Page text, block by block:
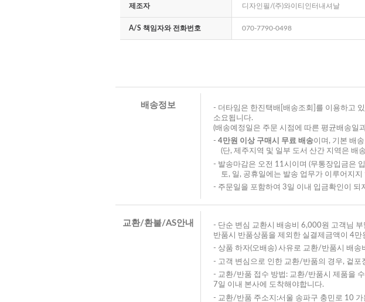
제조자 디자인필/(주)와이티인터내셔날
A/S 책임자와 전화번호 070-7790-0498
배송정보 - 더타임은 한진택배 [배송조회]
를 이용하고
소요됩니다.
(배송예정일은 주문 시점에 따른 평균배송일
- 4만원 이상 구매시 무료 배송이며, 기본 배
(단, 제주지역 및 일부 도서 산간 지역은 배
- 발송마감은 오전 11시이며 (무통장입금은
토, 일, 공휴일에는 발송 업무가 이루어지지
- 주문일을 포함하여 3일 이내 입금확인이 되
교환/환불/AS안내
- 단순 변심 교환시 배송비 6,000원 고객님 부
반품시 반품상품을 제외한 실결제금액이 4
- 상품 하자(오배송) 사유로 교환/반품시 배송
- 고객 변심으로 인한 교환/반품의 경우, 겉
- 교환/반품 접수 방법: 교환/반품시 제품을
7일 이내 본사에 도착해야합니다.
- 교환/반품 주소지:서울 송파구 충민로 10